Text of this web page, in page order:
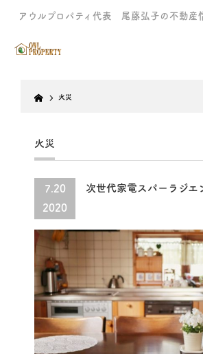
アウルプロパティ代表 尾藤弘子の不動産
Home火災
火災
7.20
2020
次世代家電スパーラジエ